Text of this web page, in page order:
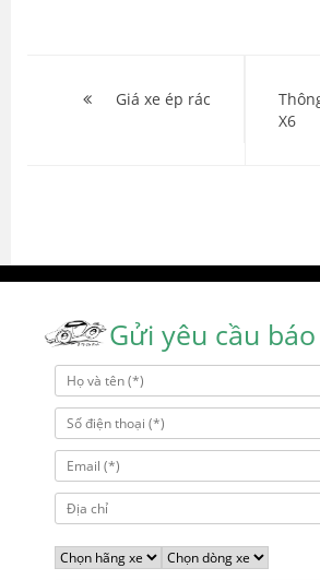
hướngGiá xe ép rác
X6
Gửi yêu cầu